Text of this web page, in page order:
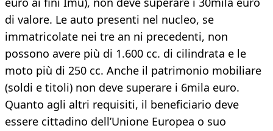
di valore. Le auto presenti nel nucleo, se
immatricolate nei tre an ni precedenti, non
possono avere più di 1.600 cc. di cilindrata e le
moto più di 250 cc. Anche il patrimonio mobiliare
(soldi e titoli) non deve superare i 6mila euro.
Quanto agli altri requisiti, il beneficiario deve
essere cittadino dell’Unione Europea o suo